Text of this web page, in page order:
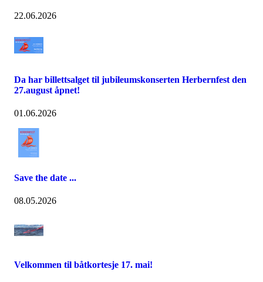
22.06.2026
Da har billettsalget til jubileumskonserten Herbernfest den
27.august åpnet!
01.06.2026
Save the date ...
08.05.2026
Velkommen til båtkortesje 17. mai!